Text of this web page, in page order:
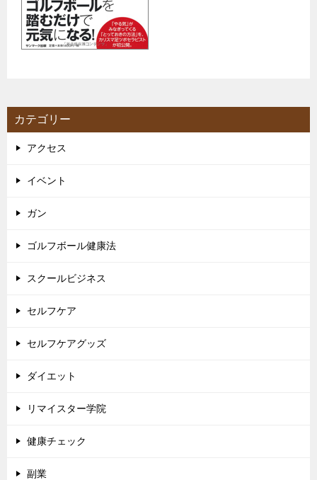
カテゴリー
アクセス
イベント
ガン
ゴルフボール健康法
スクールビジネス
セルフケア
セルフケアグッズ
ダイエット
リマイスター学院
健康チェック
副業